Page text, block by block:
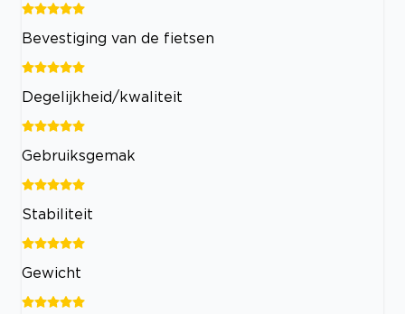
Bevestiging van de fietsen
Degelijkheid/kwaliteit
Gebruiksgemak
Stabiliteit
Gewicht